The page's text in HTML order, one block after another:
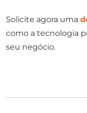
Solicite agora uma
como a tecnologia
seu negócio.